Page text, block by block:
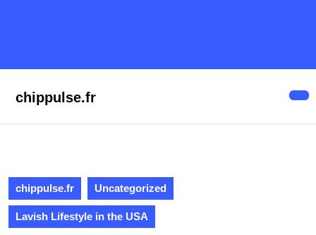
chippulse.fr
chippulse.fr Uncategorized
Lavish Lifestyle in the USA